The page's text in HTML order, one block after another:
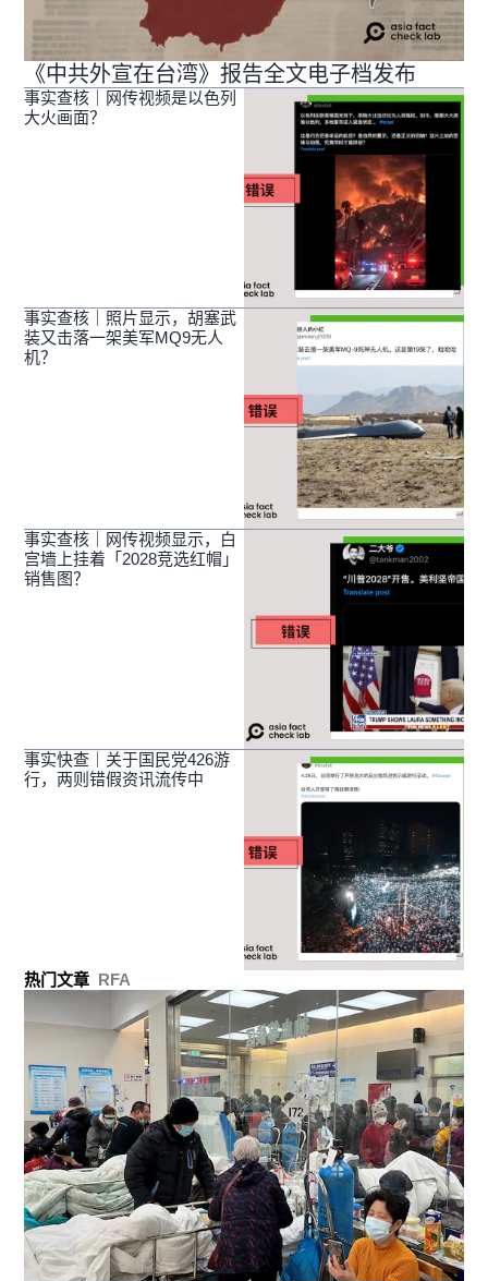
《中共外宣在台湾》报告全文电子档发布
事实查核｜网传视频是以色列
大火画面？
事实查核｜照片显示，胡塞武
装又击落一架美军MQ9无人
机？
事实查核｜网传视频显示，白
宫墙上挂着「2028竞选红帽」
销售图？
事实快查｜关于国民党426游
行，两则错假资讯流传中
热门文章 RFA